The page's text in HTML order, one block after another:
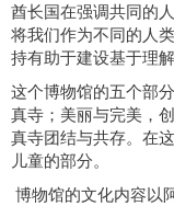
酋长国在强调共同的
将我们作为不同的人
持有助于建设基于理
这个博物馆的五个部
真寺；美丽与完美，
真寺团结与共存。在
儿童的部分。
博物馆的文化内容以